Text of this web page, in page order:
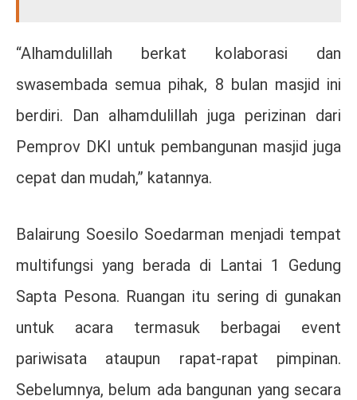
“Alhamdulillah berkat kolaborasi dan
swasembada semua pihak, 8 bulan masjid ini
berdiri. Dan alhamdulillah juga perizinan dari
Pemprov DKI untuk pembangunan masjid juga
cepat dan mudah,” katannya.
Balairung Soesilo Soedarman menjadi tempat
multifungsi yang berada di Lantai 1 Gedung
Sapta Pesona. Ruangan itu sering di gunakan
untuk acara termasuk berbagai event
pariwisata ataupun rapat-rapat pimpinan.
Sebelumnya, belum ada bangunan yang secara